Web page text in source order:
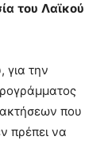
του Λαϊκού
για την
που
πρέπει να